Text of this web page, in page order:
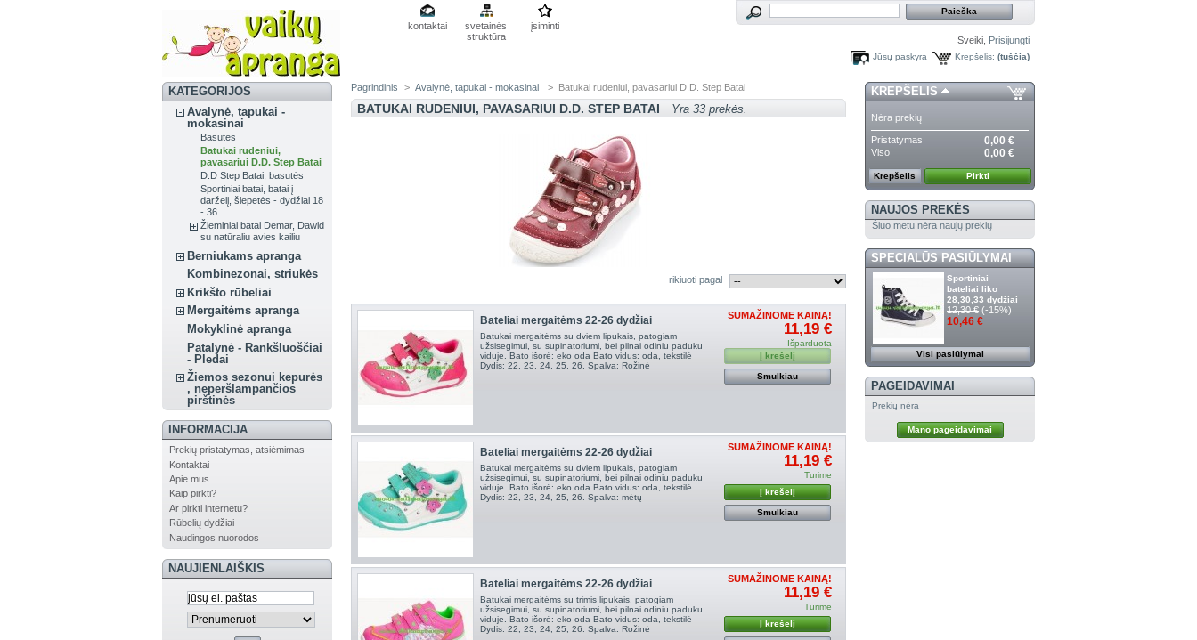
kontaktai
svetainės
struktūra
įsiminti
Sveiki, Prisijungti
Krepšelis: (tuščia)
Jūsų paskyra
KATEGORIJOS
Avalynė, tapukai -
mokasinai
Basutės
Batukai rudeniui,
pavasariui D.D. Step Batai
D.D Step Batai, basutės
Sportiniai batai, batai į
darželį, šlepetės - dydžiai 18
- 36
Žieminiai batai Demar, Dawid
su natūraliu avies kailiu
Berniukams apranga
Kombinezonai, striukės
Krikšto rūbeliai
Mergaitėms apranga
Mokyklinė apranga
Patalynė - Rankšluoščiai
- Pledai
Žiemos sezonui kepurės
, neperšlampančios
pirštinės
INFORMACIJA
Prekių pristatymas, atsiėmimas
Kontaktai
Apie mus
Kaip pirkti?
Ar pirkti internetu?
Rūbelių dydžiai
Naudingos nuorodos
NAUJIENLAIŠKIS
Pagrindinis > Avalynė, tapukai - mokasinai > Batukai rudeniui, pavasariui D.D. Step Batai
BATUKAI RUDENIUI, PAVASARIUI D.D. STEP BATAI Yra 33 prekės.
rikiuoti pagal
Bateliai mergaitėms 22-26 dydžiai
Batukai mergaitėms su dviem lipukais, patogiam
užsisegimui, su supinatoriumi, bei pilnai odiniu paduku
viduje. Bato išorė: eko oda Bato vidus: oda, tekstilė
Dydis: 22, 23, 24, 25, 26. Spalva: Rožinė
SUMAŽINOME KAINĄ!
11,19 €
Išparduota
Į krešelį
Smulkiau
Bateliai mergaitėms 22-26 dydžiai
Batukai mergaitėms su dviem lipukais, patogiam
užsisegimui, su supinatoriumi, bei pilnai odiniu paduku
viduje. Bato išorė: eko oda Bato vidus: oda, tekstilė
Dydis: 22, 23, 24, 25, 26. Spalva: mėtų
SUMAŽINOME KAINĄ!
11,19 €
Turime
Į krešelį
Smulkiau
Bateliai mergaitėms 22-26 dydžiai
Batukai mergaitėms su trimis lipukais, patogiam
užsisegimui, su supinatoriumi, bei pilnai odiniu paduku
viduje. Bato išorė: eko oda Bato vidus: oda, tekstilė
Dydis: 22, 23, 24, 25, 26. Spalva: Rožinė
SUMAŽINOME KAINĄ!
11,19 €
Turime
Į krešelį
KREPŠELIS
Nėra prekių
Pristatymas 0,00 €
Viso 0,00 €
Krepšelis Pirkti
NAUJOS PREKĖS
Šiuo metu nėra naujų prekių
SPECIALŪS PASIŪLYMAI
Sportiniai
bateliai liko
28,30,33 dydžiai
12,30 € (-15%)
10,46 €
Visi pasiūlymai
PAGEIDAVIMAI
Prekių nėra
Mano pageidavimai